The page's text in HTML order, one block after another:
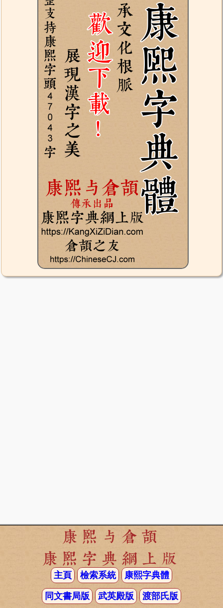
康熙与倉頡
康熙字典網上版
主頁 檢索系統 康熙字典體
同文書局版 武英殿版 渡部氏版